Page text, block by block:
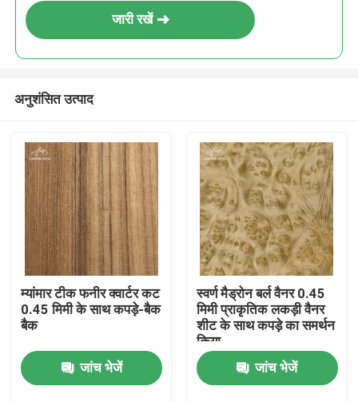
जारी रखें
अनुशंसित उत्पाद
म्यांमार टीक फनीर क्वार्टर कट
0.45 मिमी के साथ कपड़े-बैक
बैक
जांच भेजें
स्वर्ण मैड्रोन बर्ल वैनर 0.45
मिमी प्राकृतिक लकड़ी वैनर
शीट के साथ कपड़े का समर्थन
किया
जांच भेजें